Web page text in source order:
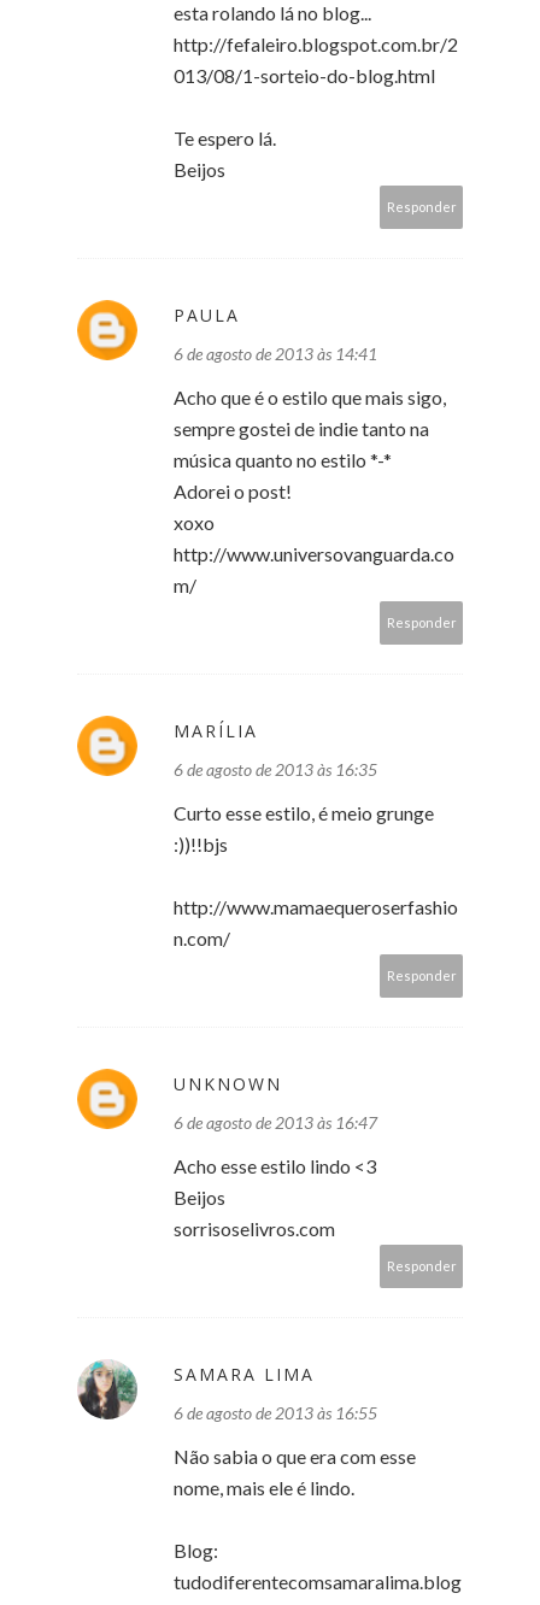
esta rolando lá no blog...
http://fefaleiro.blogspot.com.br/2
013/08/1-sorteio-do-blog.html
Te espero lá.
Beijos
Responder
PAULA
6 de agosto de 2013 às 14:41
Acho que é o estilo que mais sigo,
sempre gostei de indie tanto na
música quanto no estilo *-*
Adorei o post!
xoxo
http://www.universovanguarda.co
m/
Responder
MARÍLIA
6 de agosto de 2013 às 16:35
Curto esse estilo, é meio grunge
:))!!bjs
http://www.mamaequeroserfashio
n.com/
Responder
UNKNOWN
6 de agosto de 2013 às 16:47
Acho esse estilo lindo <3
Beijos
sorrisoselivros.com
Responder
SAMARA LIMA
6 de agosto de 2013 às 16:55
Não sabia o que era com esse
nome, mais ele é lindo.
Blog:
tudodiferentecomsamaralima.blog